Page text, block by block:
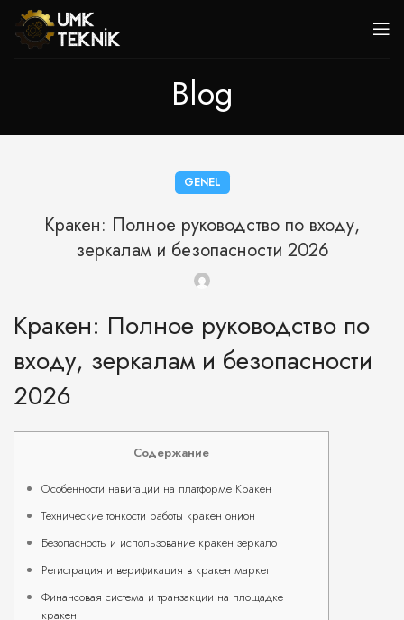
Blog
GENEL
Кракен: Полное руководство по входу,
зеркалам и безопасности 2026
Кракен: Полное руководство по
входу, зеркалам и безопасности
2026
Содержание
Особенности навигации на платформе Кракен
Технические тонкости работы кракен онион
Безопасность и использование кракен зеркало
Регистрация и верификация в кракен маркет
Финансовая система и транзакции на площадке
кракен